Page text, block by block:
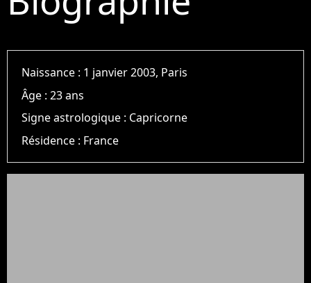
Naissance : 1 janvier 2003, Paris
Âge :23 ans
Signe astrologique : Capricorne
Résidence : France